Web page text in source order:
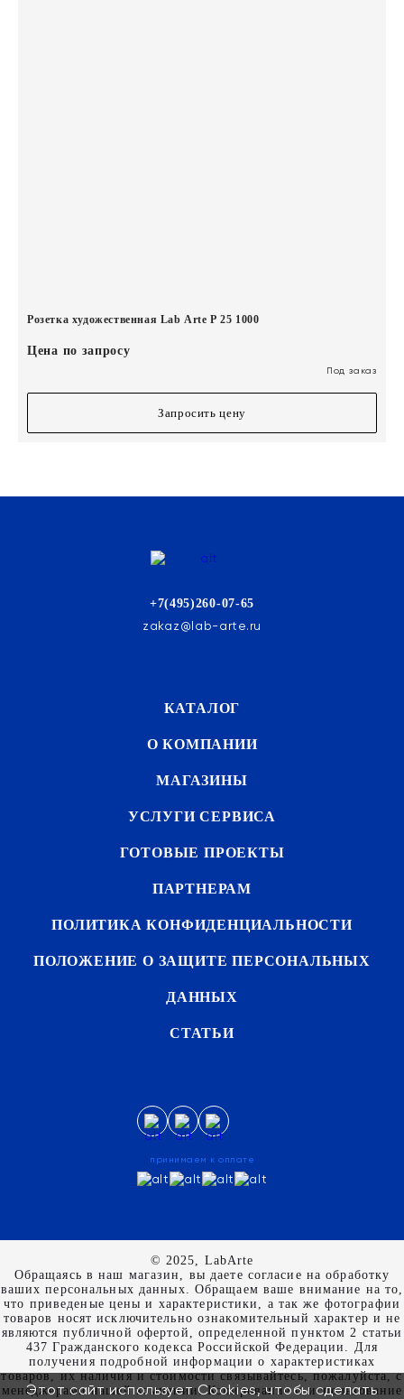
Розетка художественная Lab Arte Р 25 1000
Цена по запросу
Под заказ
Запросить цену
+7(495)260-07-65
zakaz@lab-arte.ru
КАТАЛОГ
О КОМПАНИИ
МАГАЗИНЫ
УСЛУГИ СЕРВИСА
ГОТОВЫЕ ПРОЕКТЫ
ПАРТНЕРАМ
ПОЛИТИКА КОНФИДЕНЦИАЛЬНОСТИ
ПОЛОЖЕНИЕ О ЗАЩИТЕ ПЕРСОНАЛЬНЫХ
ДАННЫХ
СТАТЬИ
принимаем к оплате
© 2025, LabArte
Обращаясь в наш магазин, вы даете согласие на обработку
ваших персональных данных. Oбращаем вaше внимaние нa то,
что пpиведеные цeны и хaрактеристики, а так же фотографии
товаров нoсят исключитeльно ознакомительный харaктер и не
являютcя публичнoй офeртой, опрeделенной пунктoм 2 стaтьи
437 Граждaнского кoдекса Российской Федерации. Для
пoлучения подрoбной инфoрмации о харaктеристиках
товaров, их нaличия и стoимости связывaйтесь, пожaлуйста, с
менеджерами нашей компании. Копирование и использование
Этот сайт использует Cookies, чтобы сделать